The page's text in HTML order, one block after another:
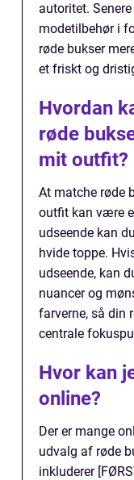
autoritet.
modetilbehør i
røde bukser
et friskt og
Hvordan
røde
mit outfit?
At matche røde
outfit kan være
udseende kan
hvide toppe.
udseende, kan
nuancer og
farverne, så din
centrale
Hvor kan
online?
Der er mange
udvalg af røde
inkluderer